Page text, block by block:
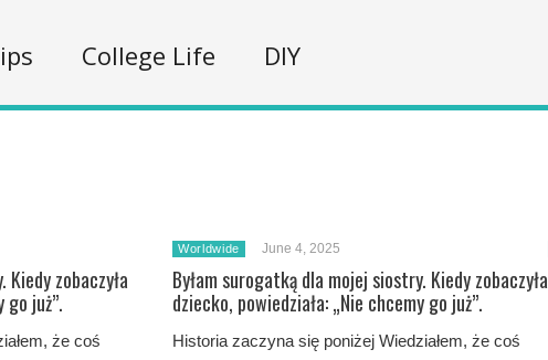
College Life DIY
zobaczyła
go już”.
że coś
Worldwide June 4, 2025
Byłam surogatką dla mojej siostry. Kiedy zobaczyła
dziecko, powiedziała: „Nie chcemy go już”.
Historia zaczyna się poniżej Wiedziałem, że coś